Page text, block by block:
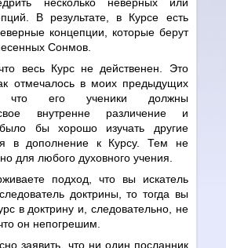
В результате, в Курсе есть
концепции, которые берут
Сонмов.
весь Курс не действенен. Это
отмечалось в моих предыдущих
что его ученики должны
внутренне различение и
бы хорошо изучать другие
в дополнение к Курсу. Тем не
для любого духовного учения.
подход, что вы искатель
доктрины, то тогда вы
в доктрину и, следовательно, не
он непогрешим.
заявить, что ни один посланник